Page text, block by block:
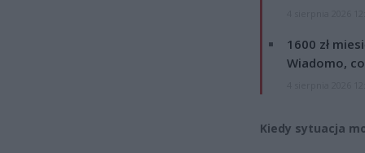
1600 zł
Wiadomo,
Kiedy sytuacja